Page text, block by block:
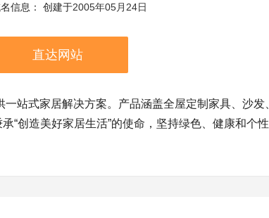
信息： 创建于2005年05月24日
直达网站
站式家居解决方案。产品涵盖全屋定制家具、沙
“创造美好家居生活”的使命，坚持绿色、健康和个